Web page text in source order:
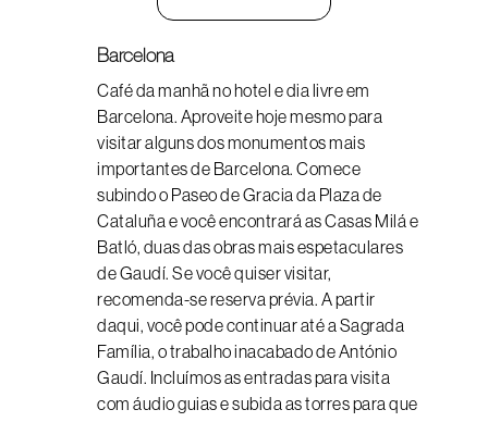
Barcelona
Café da manhã no hotel e dia livre em
Barcelona. Aproveite hoje mesmo para
visitar alguns dos monumentos mais
importantes de Barcelona. Comece
subindo o Paseo de Gracia da Plaza de
Cataluña e você encontrará as Casas Milá e
Batló, duas das obras mais espetaculares
de Gaudí. Se você quiser visitar,
recomenda-se reserva prévia. A partir
daqui, você pode continuar até a Sagrada
Família, o trabalho inacabado de António
Gaudí. Incluímos as entradas para visita
com áudio guias e subida as torres para que